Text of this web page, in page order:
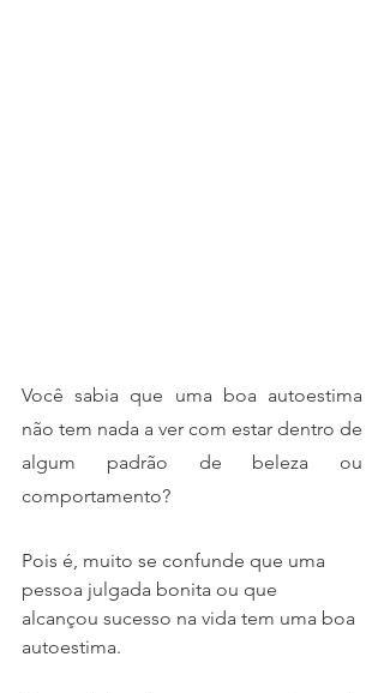
Você sabia que uma boa autoestima
não tem nada a ver com estar dentro de
algum padrão de beleza ou
comportamento?
Pois é, muito se confunde que uma
pessoa julgada bonita ou que
alcançou sucesso na vida tem uma boa
autoestima.